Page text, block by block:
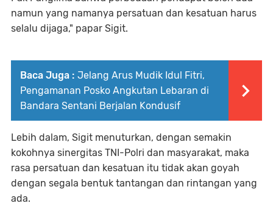
namun yang namanya persatuan dan kesatuan harus
selalu dijaga," papar Sigit.
Baca Juga : Jelang Arus Mudik Idul Fitri,
Pengamanan Posko Angkutan Lebaran di
Bandara Sentani Berjalan Kondusif
Lebih dalam, Sigit menuturkan, dengan semakin
kokohnya sinergitas TNI-Polri dan masyarakat, maka
rasa persatuan dan kesatuan itu tidak akan goyah
dengan segala bentuk tantangan dan rintangan yang
ada.